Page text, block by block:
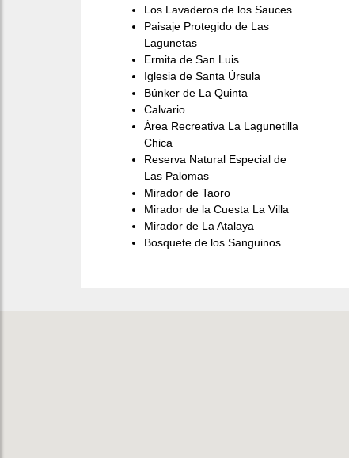
Los Lavaderos de los Sauces
Paisaje Protegido de Las
Lagunetas
Ermita de San Luis
Iglesia de Santa Úrsula
Búnker de La Quinta
Calvario
Área Recreativa La Lagunetilla
Chica
Reserva Natural Especial de
Las Palomas
Mirador de Taoro
Mirador de la Cuesta La Villa
Mirador de La Atalaya
Bosquete de los Sanguinos